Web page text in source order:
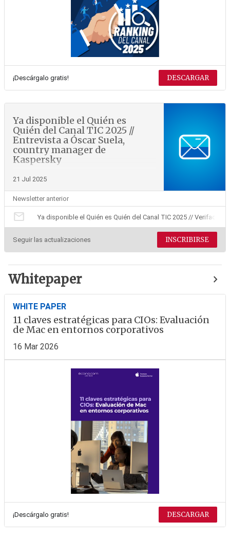
¡Descárgalo gratis! DESCARGAR
Ya disponible el Quién es
Quién del Canal TIC 2025 //
Entrevista a Óscar Suela,
country manager de
Kaspersky
21 Jul 2025
Newsletter anterior
mail Ya disponible el Quién es Quién del Canal TIC 2025 // Verifactu:
Seguir las actualizaciones INSCRIBIRSE
Whitepaper
WHITE PAPER
11 claves estratégicas para CIOs: Evaluación
de Mac en entornos corporativos
16 Mar 2026
¡Descárgalo gratis! DESCARGAR